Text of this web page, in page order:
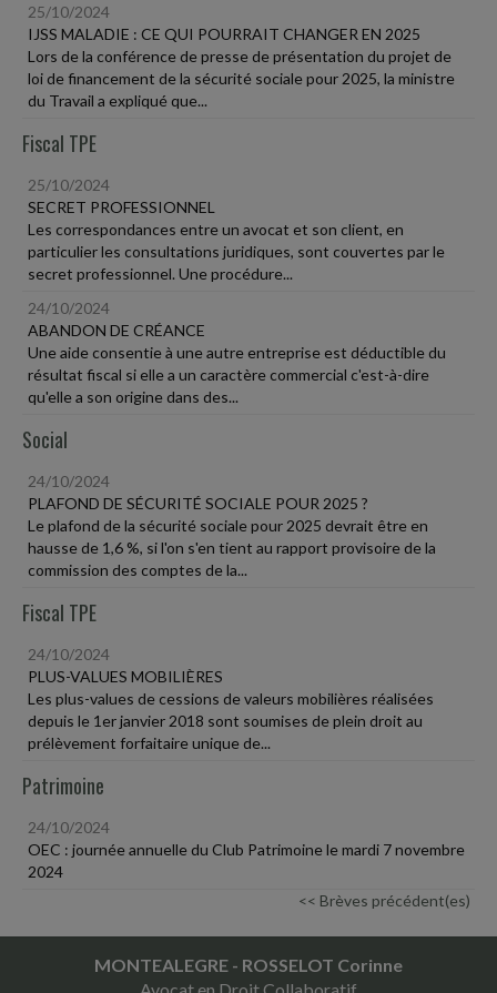
25/10/2024
IJSS MALADIE : CE QUI POURRAIT CHANGER EN 2025
Lors de la conférence de presse de présentation du projet de
loi de financement de la sécurité sociale pour 2025, la ministre
du Travail a expliqué que...
Fiscal TPE
25/10/2024
SECRET PROFESSIONNEL
Les correspondances entre un avocat et son client, en
particulier les consultations juridiques, sont couvertes par le
secret professionnel. Une procédure...
24/10/2024
ABANDON DE CRÉANCE
Une aide consentie à une autre entreprise est déductible du
résultat fiscal si elle a un caractère commercial c'est-à-dire
qu'elle a son origine dans des...
Social
24/10/2024
PLAFOND DE SÉCURITÉ SOCIALE POUR 2025 ?
Le plafond de la sécurité sociale pour 2025 devrait être en
hausse de 1,6 %, si l'on s'en tient au rapport provisoire de la
commission des comptes de la...
Fiscal TPE
24/10/2024
PLUS-VALUES MOBILIÈRES
Les plus-values de cessions de valeurs mobilières réalisées
depuis le 1er janvier 2018 sont soumises de plein droit au
prélèvement forfaitaire unique de...
Patrimoine
24/10/2024
OEC : journée annuelle du Club Patrimoine le mardi 7 novembre
2024
<< Brèves précédent(es)
MONTEALEGRE - ROSSELOT Corinne
Avocat en Droit Collaboratif